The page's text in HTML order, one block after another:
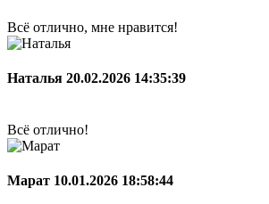
Всё отлично, мне нравится!
Наталья 20.02.2026 14:35:39
Всё отлично!
Марат 10.01.2026 18:58:44